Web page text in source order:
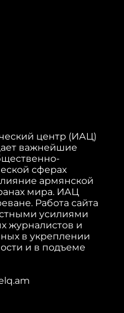
центр (ИАЦ)
важнейшие
сферах
армянской
мира. ИАЦ
Работа сайта
усилиями
журналистов и
в укреплении
и в подъеме